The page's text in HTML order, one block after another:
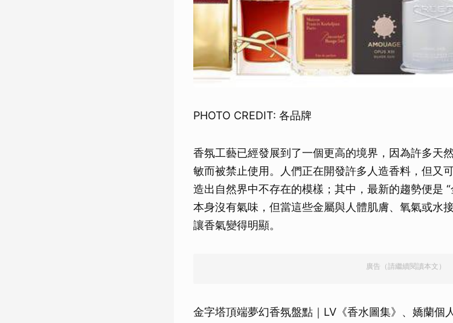
PHOTO CREDIT: 各品牌
香氛工藝已經發展到了一個更高的境界，因為許多天
敏而被禁止使用。人們正在開發許多人造香料，但又
造出自然界中不存在的模樣；其中，最新的趨勢便是
本身沒有氣味，但當這些金屬與人體肌膚、氧氣或水
讓香氣變得明顯。
廣告（請繼續閱讀本文）
金字塔頂端夢幻香氛盤點｜LV《香水圖集》、嬌蘭